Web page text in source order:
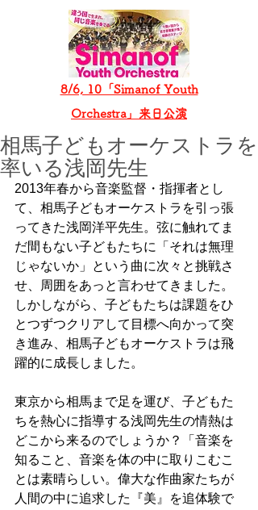
8/6, 10「Simanof Youth
Orchestra」来日公演
相馬子どもオーケストラを
率いる浅岡先生
2013年春から音楽監督・指揮者とし
て、相馬子どもオーケストラを引っ張
ってきた浅岡洋平先生。弦に触れてま
だ間もない子どもたちに「それは無理
じゃないか」という曲に次々と挑戦さ
せ、周囲をあっと言わせてきました。
しかしながら、子どもたちは課題をひ
とつずつクリアして目標へ向かって突
き進み、相馬子どもオーケストラは飛
躍的に成長しました。
東京から相馬まで足を運び、子どもた
ちを熱心に指導する浅岡先生の情熱は
どこから来るのでしょうか？「音楽を
知ること、音楽を体の中に取りこむこ
とは素晴らしい。偉大な作曲家たちが
人間の中に追求した『美』を追体験で